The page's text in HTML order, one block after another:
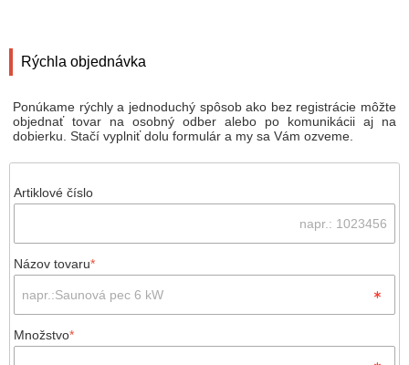
Rýchla objednávka
Ponúkame rýchly a jednoduchý spôsob ako bez registrácie môžte
objednať tovar na osobný odber alebo po komunikácii aj na
dobierku. Stačí vyplniť dolu formulár a my sa Vám ozveme.
Artiklové číslo
Názov tovaru*
Množstvo*